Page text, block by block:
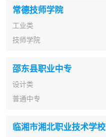
常德技师学院
工业类
技师学院
邵东县职业中专
设计类
普通中专
临湘市湘北职业技术学校